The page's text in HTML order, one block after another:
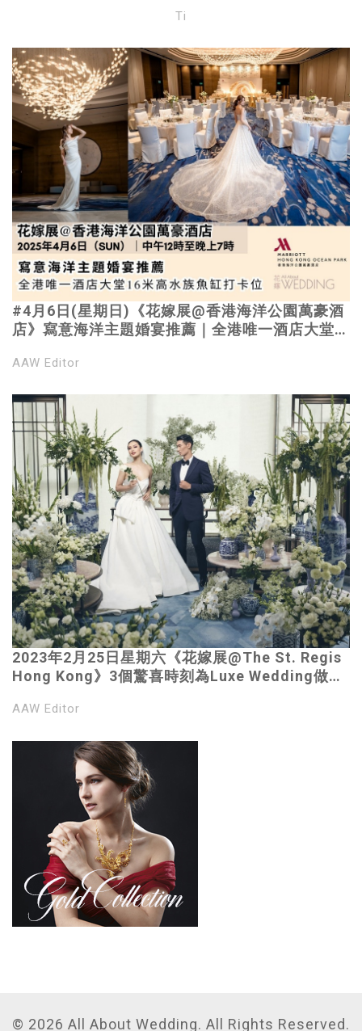
Ti
#4月6日(星期日)《花嫁展@香港海洋公園萬豪酒
店》寫意海洋主題婚宴推薦｜全港唯一酒店大堂
AAW Editor
2023年2月25日星期六《花嫁展@The St. Regis
Hong Kong》3個驚喜時刻為Luxe Wedding做準
婚嫁工作坊 ｜奢華婚禮名牌
AAW Editor
© 2026 All About Wedding. All Rights Reserved.